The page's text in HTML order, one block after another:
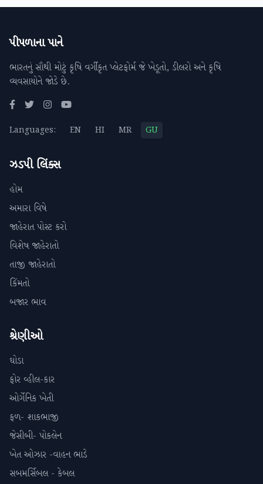
પીપળાના પાને
ભારતનું સૌથી મોટું કૃષિ વર્ગીકૃત પ્લેટફોર્મ જે ખેડૂતો, ડીલરો અને કૃષિ
વ્યવસાયોને જોડે છે.
Languages: EN HI MR GU
ઝડપી લિંક્સ
હોમ
અમારા વિષે
જાહેરાત પોસ્ટ કરો
વિશેષ જાહેરાતો
તાજી જાહેરાતો
કિંમતો
બજાર ભાવ
શ્રેણીઓ
ઘોડા
ફોર વ્હીલ-કાર
ઓર્ગેનિક ખેતી
ફળ- શાકભાજી
જેસીબી- પોકલેન
ખેત ઓઝાર -વાહન ભાડે
સબમર્સિબલ - કેબલ